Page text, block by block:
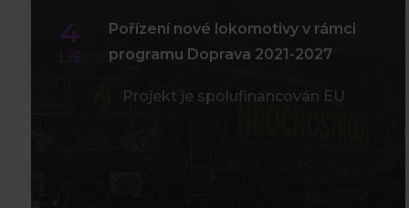
4
LIS
Pořízení nové lokomotivy v rámci
programu Doprava 2021-2027
Projekt je spolufinancován EU